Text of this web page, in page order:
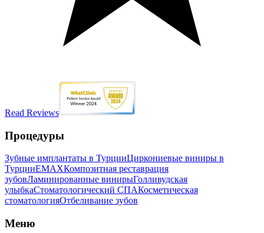
Read Reviews
Процедуры
Зубные имплантаты в ТурцииЦиркониевые виниры в
ТурцииEMAXКомпозитная реставрация
зубовЛаминированные винирыГолливудская
улыбкаСтоматологический СПАКосметическая
стоматологияОтбеливание зубов
Меню